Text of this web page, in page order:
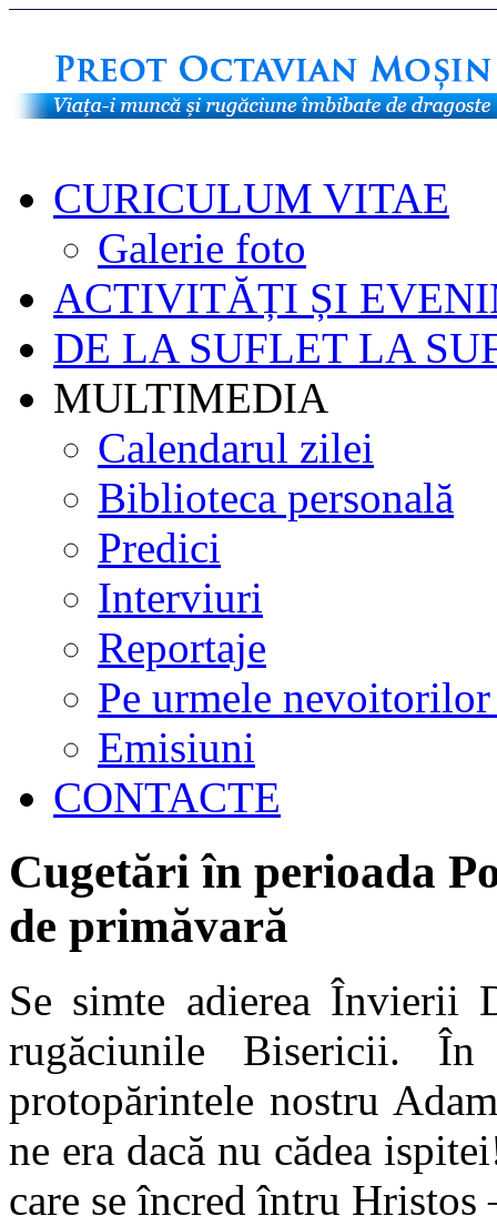
CURICULUM VITAE
Galerie foto
ACTIVITĂȚI ȘI
DE LA SUFLET LA
MULTIMEDIA
Calendarul zilei
Biblioteca personală
Predici
Interviuri
Reportaje
Pe urmele nevoitorilor
Emisiuni
CONTACTE
Cugetări în perioada
de primăvară
Se simte adierea Învierii
rugăciunile Bisericii.
protopărintele nostru
ne era dacă nu cădea
care se încred întru Hristos